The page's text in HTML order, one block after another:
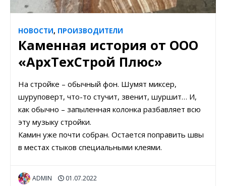
НОВОСТИ, ПРОИЗВОДИТЕЛИ
Каменная история от ООО
«АрхТехСтрой Плюс»
На стройке – обычный фон. Шумят миксер,
шуруповерт, что-то стучит, звенит, шуршит… И,
как обычно – запыленная колонка разбавляет всю
эту музыку стройки.
Камин уже почти собран. Остается поправить швы
в местах стыков специальными клеями.
ADMIN 01.07.2022